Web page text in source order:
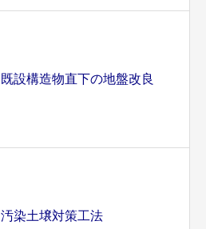
既設構造物直下の地盤改良
汚染土壌対策工法